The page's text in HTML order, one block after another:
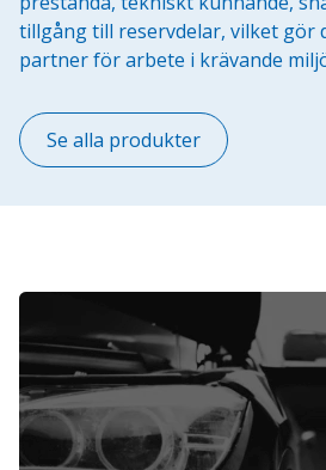
tillgång till reservdelar, vilket gör
partner för arbete i krävande
Se alla produkter